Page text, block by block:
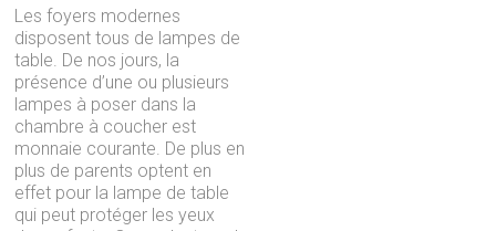
Les foyers modernes
disposent tous de lampes de
table. De nos jours, la
présence d’une ou plusieurs
lampes à poser dans la
chambre à coucher est
monnaie courante. De plus en
plus de parents optent en
effet pour la lampe de table
qui peut protéger les yeux